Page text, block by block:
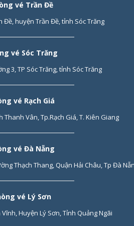
vé Trần Đề
Đề, huyện Trần Đề, tỉnh Sóc Trăng
vé Sóc Trăng
3, TP Sóc Trăng, tỉnh Sóc Trăng
vé Rạch Giá
Thanh Vân, Tp.Rạch Giá, T. Kiên Giang
vé Đà Nẵng
Thạch Thang, Quận Hải Châu, Tp Đà
vé Lý Sơn
Vĩnh, Huyện Lý Sơn, Tỉnh Quảng Ngãi